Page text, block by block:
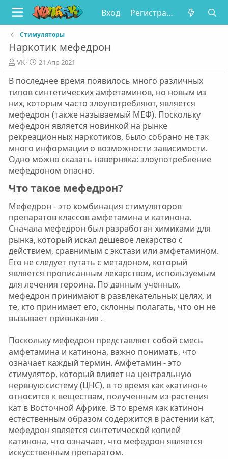
Вход Регистрация
Стимуляторы
Наркотик мефедрон
А
в
т
о
р
VK
Д
а
т
а
п
у
б
л
и
к
а
ц
и
21 Апр 2021
В последнее время появилось много различных
типов синтетических амфетаминов, но новым из
них, которым часто злоупотребляют, является
мефедрон (также называемый МЕФ). Поскольку
мефедрон является новинкой на рынке
рекреационных наркотиков, было собрано не так
много информации о возможности зависимости.
Одно можно сказать наверняка: злоупотребление
мефедроном опасно.
Что такое мефедрон?​
Мефедрон - это комбинация стимуляторов
препаратов классов амфетамина и катинона.
Сначала мефедрон был разработан химиками для
рынка, который искал дешевое лекарство с
действием, сравнимым с экстази или амфетамином.
Его не следует путать с метадоном, который
является прописанным лекарством, используемым
для лечения героина. По данным ученных,
мефедрон принимают в развлекательных целях, и
те, кто принимает его, склонны полагать, что он не
вызывает привыкания .
Поскольку мефедрон представляет собой смесь
амфетамина и катинона, важно понимать, что
означает каждый термин. Амфетамин - это
стимулятор, который влияет на центральную
нервную систему (ЦНС), в то время как «катинон»
относится к веществам, полученным из растения
кат в Восточной Африке. В то время как катинон
естественным образом содержится в растении кат,
мефедрон является синтетической копией
катинона, что означает, что мефедрон является
искусственным препаратом.